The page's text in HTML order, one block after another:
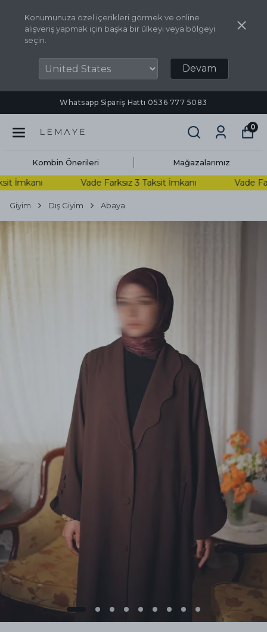
Konumunuza özel içerikleri görmek ve online
alışveriş yapmak için başka bir ülkeyi veya bölgeyi
seçin.
Devam
Whatsapp Sipariş Hattı ‪0536 777 5083‬
0
Kombin Önerileri Mağazalarımız
İmkanı Vade Farksız 3 Taksit İmkanı Vade
Giyim Dış Giyim Abaya